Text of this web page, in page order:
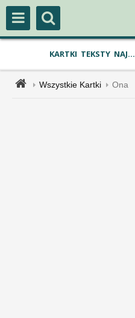
KARTKI TEKSTY NAJ...
Wszystkie Kartki Ona